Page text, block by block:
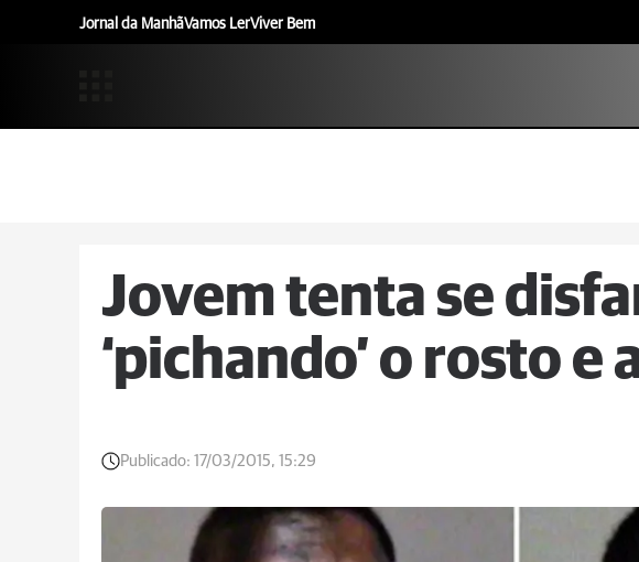
Jornal da ManhãVamos LerViver Bem
Jovem tenta se
‘pichando’ o rosto e
Publicado: 17/03/2015, 15:29